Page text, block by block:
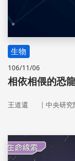
生物
106/11/06
相依相偎的恐
王道還 ｜ 中央研究